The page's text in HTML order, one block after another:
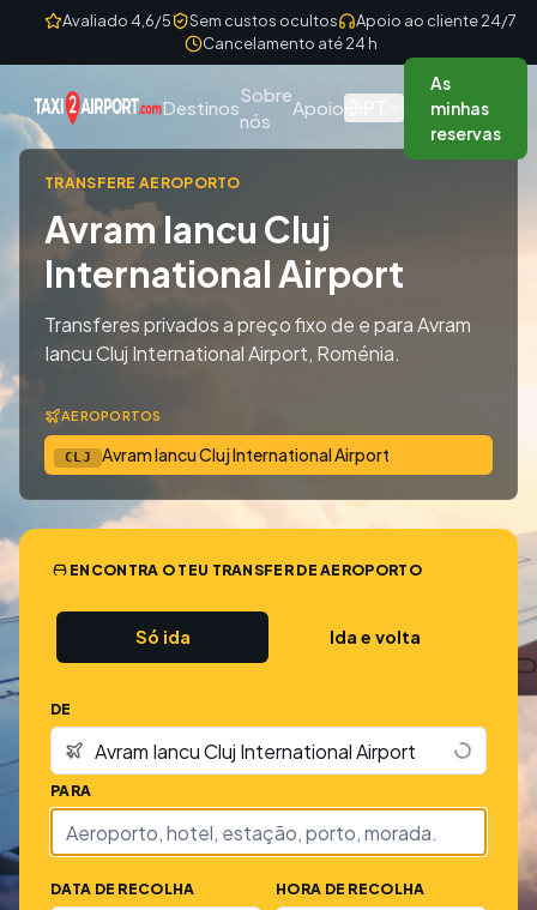
Skip to content
Avaliado 4,6/5 Sem custos ocultos
Apoio ao cliente 24/7
Cancelamento até 24 h
Destinos
Sobre
nós
Apoio
As
minhas
reservas
TRANSFERE AEROPORTO
Avram Iancu Cluj
International Airport
Transferes privados a preço fixo de e para Avram
Iancu Cluj International Airport, Roménia.
AEROPORTOS
CLJ Avram Iancu Cluj International Airport
ENCONTRA O TEU TRANSFER DE AEROPORTO
Só ida Ida e volta
DE
PARA
DATA DE RECOLHA HORA DE RECOLHA